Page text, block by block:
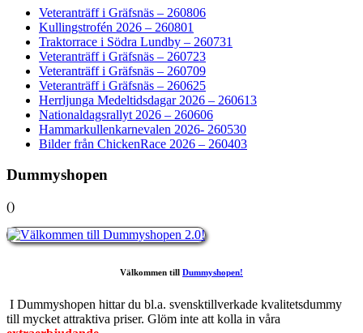
Veteranträff i Gräfsnäs – 260806
Kullingstrofén 2026 – 260801
Traktorrace i Södra Lundby – 260731
Veteranträff i Gräfsnäs – 260723
Veteranträff i Gräfsnäs – 260709
Veteranträff i Gräfsnäs – 260625
Herrljunga Medeltidsdagar 2026 – 260613
Nationaldagsrallyt 2026 – 260606
Hammarkullenkarnevalen 2026- 260530
Bilder från ChickenRace 2026 – 260403
Dummyshopen
()
Välkommen till Dummyshopen!
I Dummyshopen hittar du bl.a. svensktillverkade kvalitetsdummy
till mycket attraktiva priser. Glöm inte att kolla in våra